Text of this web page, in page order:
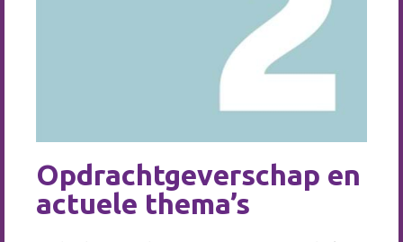
Opdrachtgeverschap en
actuele thema’s